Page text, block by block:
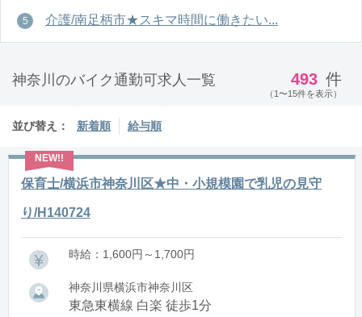
介護/南足柄市★スキマ時間に働きたい...
神奈川のバイク通勤可求人一覧 493 件
（1〜15件を表示）
並び替え： 新着順 給与順
保育士/横浜市神奈川区★中・小規模園で乳児の見守
り/H140724
時給：1,600円～1,700円
神奈川県横浜市神奈川区
東急東横線 白楽 徒歩1分